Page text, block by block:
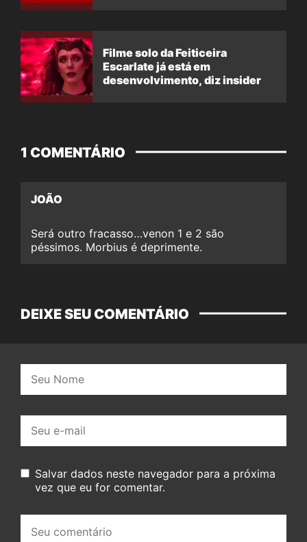
Filme solo da Feiticeira
Escarlate já está em
desenvolvimento, diz insider
1 COMENTÁRIO
JOÃO
Será outro fracasso…venon 1 e 2 são
péssimos. Morbius é deprimente.
DEIXE SEU COMENTÁRIO
mail:
Salvar dados neste navegador para a próxima
vez que eu for comentar.
comentário: